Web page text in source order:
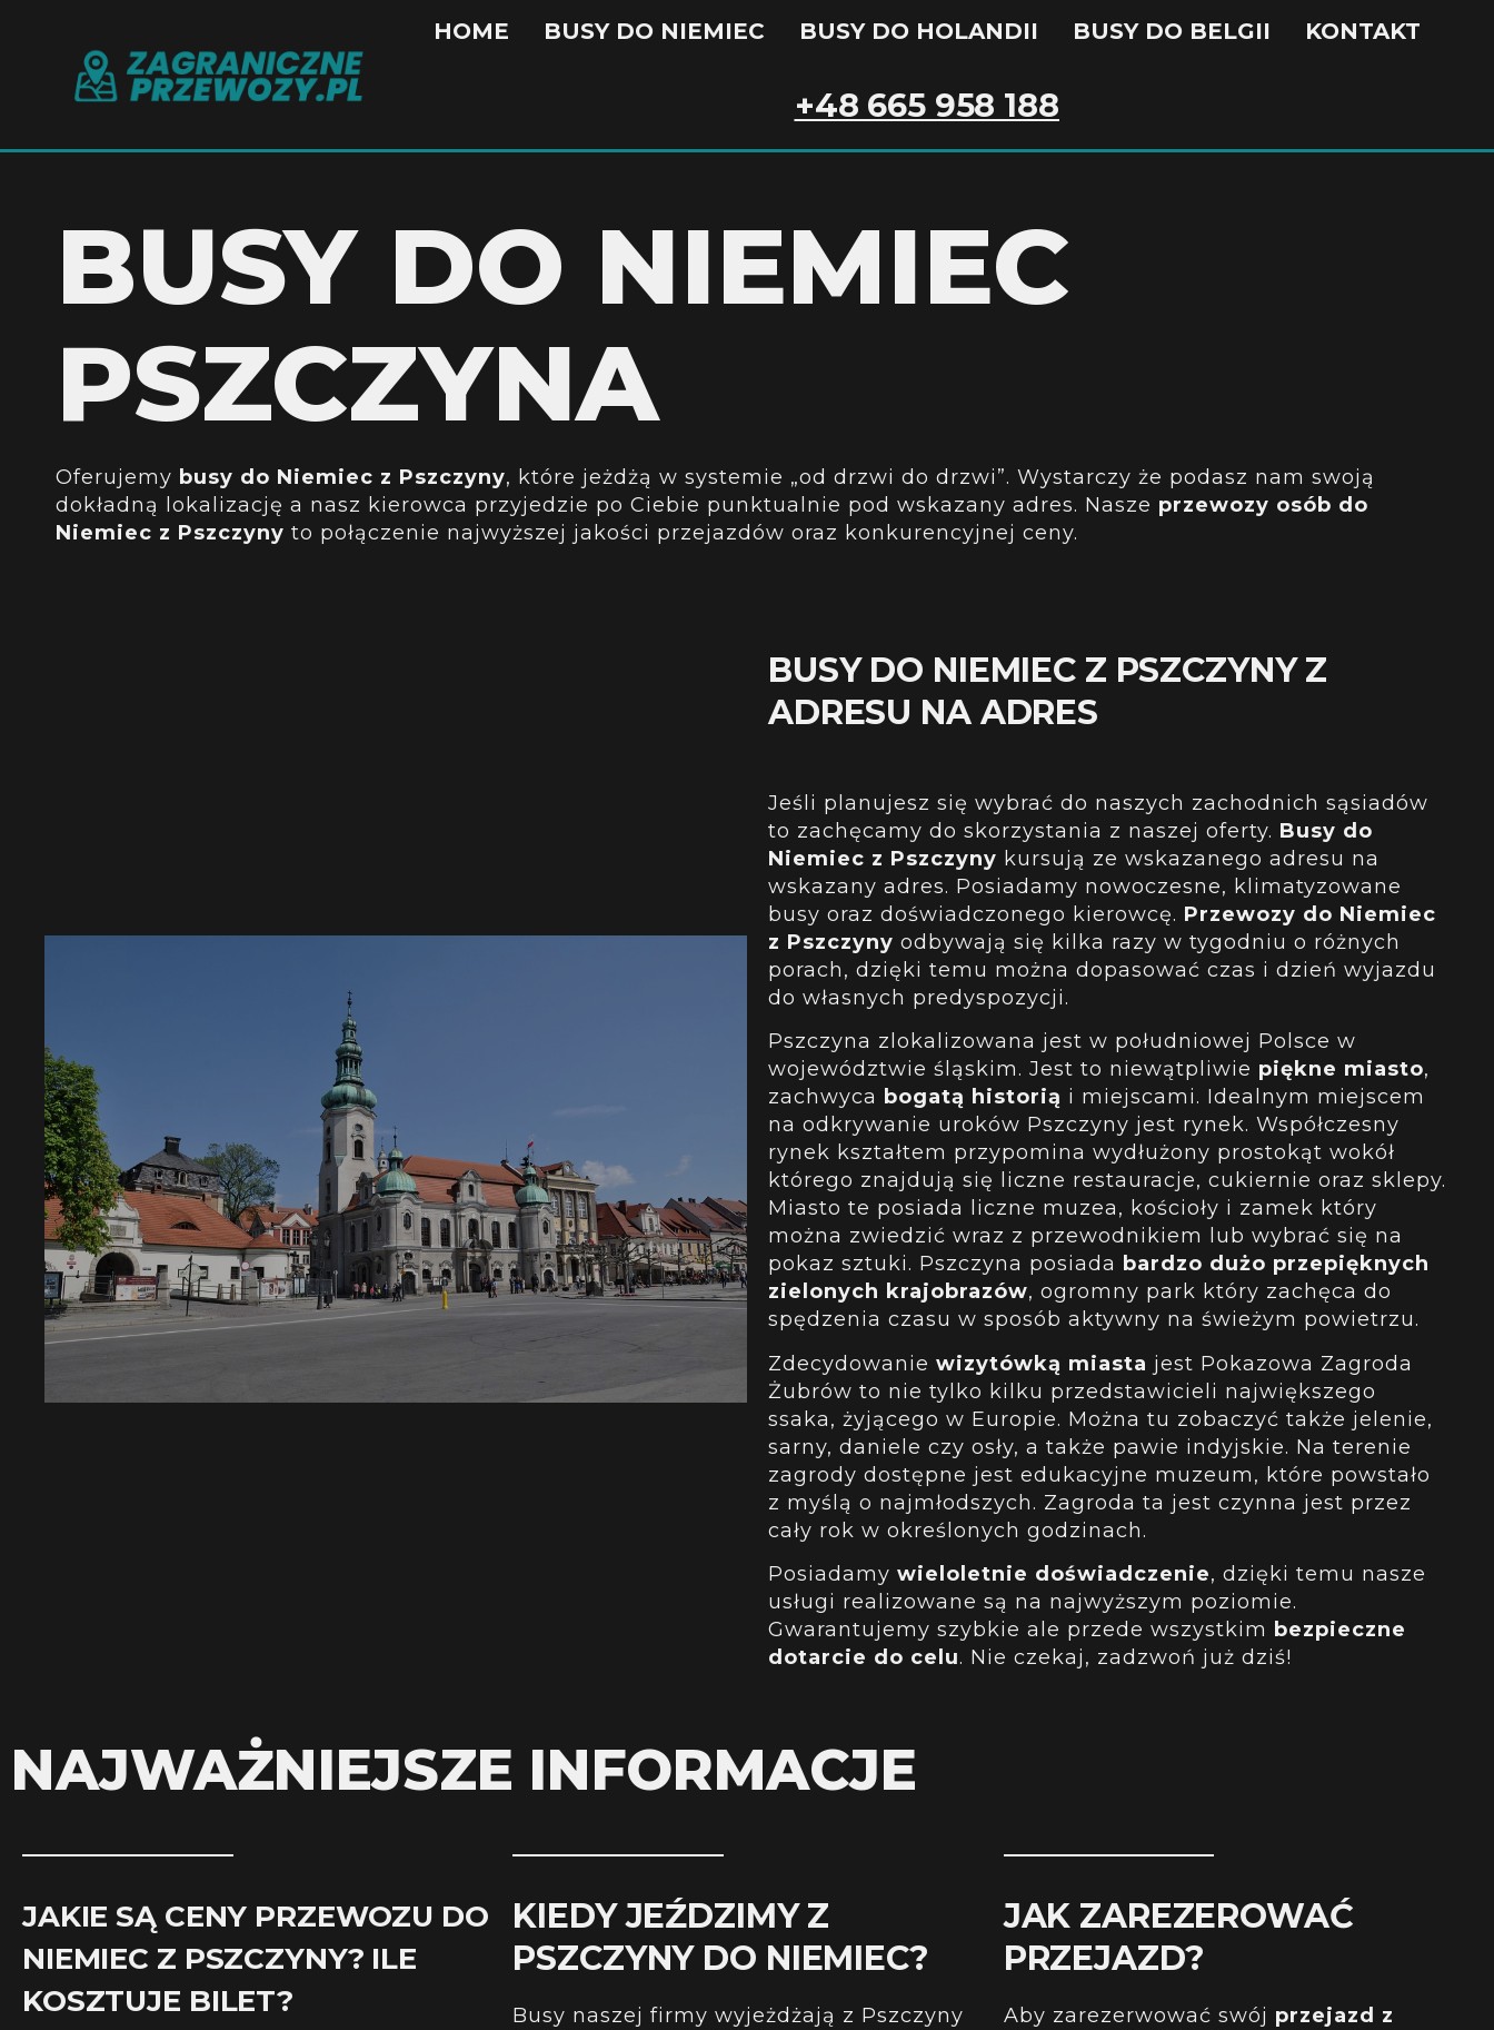
HOME BUSY DO NIEMIEC BUSY DO HOLANDII BUSY DO BELGII KONTAKT
+48 665 958 188
BUSY DO NIEMIEC
PSZCZYNA
Oferujemy busy do Niemiec z Pszczyny, które jeżdżą w systemie „od drzwi do drzwi”. Wystarczy że podasz nam swoją
dokładną lokalizację a nasz kierowca przyjedzie po Ciebie punktualnie pod wskazany adres. Nasze przewozy osób do
Niemiec z Pszczynyto połączenie najwyższej jakości przejazdów oraz konkurencyjnej ceny.
BUSY DO NIEMIEC Z PSZCZYNY Z
ADRESU NA ADRES
Jeśli planujesz się wybrać do naszych zachodnich sąsiadów
to zachęcamy do skorzystania z naszej oferty. Busy do
Niemiec z Pszczyny kursują ze wskazanego adresu na
wskazany adres. Posiadamy nowoczesne, klimatyzowane
busy oraz doświadczonego kierowcę. Przewozy do Niemiec
z Pszczyny odbywają się kilka razy w tygodniu o różnych
porach, dzięki temu można dopasować czas i dzień wyjazdu
do własnych predyspozycji.
Pszczyna zlokalizowana jest w południowej Polsce w
województwie śląskim. Jest to niewątpliwie piękne miasto,
zachwyca bogatą historią i miejscami. Idealnym miejscem
na odkrywanie uroków Pszczyny jest rynek. Współczesny
rynek kształtem przypomina wydłużony prostokąt wokół
którego znajdują się liczne restauracje, cukiernie oraz sklepy.
Miasto te posiada liczne muzea, kościoły i zamek który
można zwiedzić wraz z przewodnikiem lub wybrać się na
pokaz sztuki. Pszczyna posiada bardzo dużo przepięknych
zielonych krajobrazów, ogromny park który zachęca do
spędzenia czasu w sposób aktywny na świeżym powietrzu.
Zdecydowanie wizytówką miasta jest Pokazowa Zagroda
Żubrów to nie tylko kilku przedstawicieli największego
ssaka, żyjącego w Europie. Można tu zobaczyć także jelenie,
sarny, daniele czy osły, a także pawie indyjskie. Na terenie
zagrody dostępne jest edukacyjne muzeum, które powstało
z myślą o najmłodszych. Zagroda ta jest czynna jest przez
cały rok w określonych godzinach.
Posiadamy wieloletnie doświadczenie, dzięki temu nasze
usługi realizowane są na najwyższym poziomie.
Gwarantujemy szybkie ale przede wszystkim bezpieczne
dotarcie do celu. Nie czekaj, zadzwoń już dziś!
NAJWAŻNIEJSZE INFORMACJE
JAKIE SĄ CENY PRZEWOZU DO
NIEMIEC Z PSZCZYNY? ILE
KOSZTUJE BILET?
KIEDY JEŹDZIMY Z
PSZCZYNY DO NIEMIEC?
Busy naszej firmy wyjeżdżają z Pszczyny
JAK ZAREZEROWAĆ
PRZEJAZD?
Aby zarezerwować swój przejazd z